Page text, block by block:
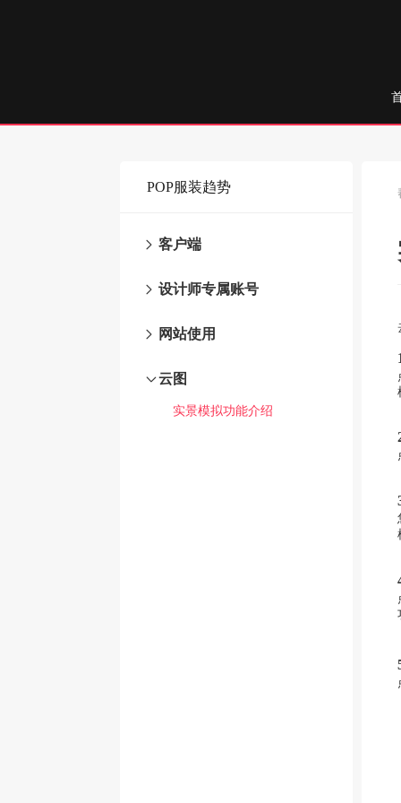
POP服装趋势
客户端
设计师专属账号
网站使用
云图
实景模拟功能介绍